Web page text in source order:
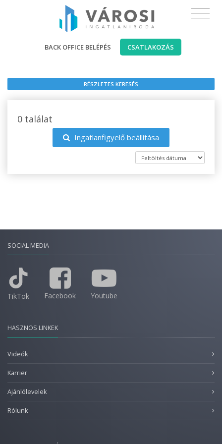
BACK OFFICE BELÉPÉS CSATLAKOZÁS
RÉSZLETES KERESÉS
0 találat
Ingatlanfigyelő beállítása
SOCIAL MEDIA
TikTok Facebook Youtube
HASZNOS LINKEK
Videók
Karrier
Ajánlólevelek
Rólunk